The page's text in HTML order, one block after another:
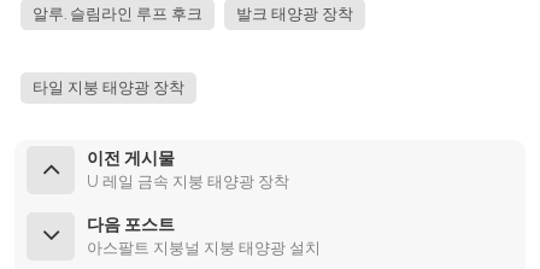
알루. 슬림라인 루프 후크 발크 태양광 장착
타일 지붕 태양광 장착
이전 게시물
U 레일 금속 지붕 태양광 장착
다음 포스트
아스팔트 지붕널 지붕 태양광 설치